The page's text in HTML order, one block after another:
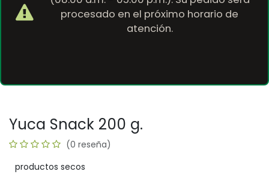
procesado en el próximo horario de
atención.
Yuca Snack 200 g.
(0 reseña)
productos secos